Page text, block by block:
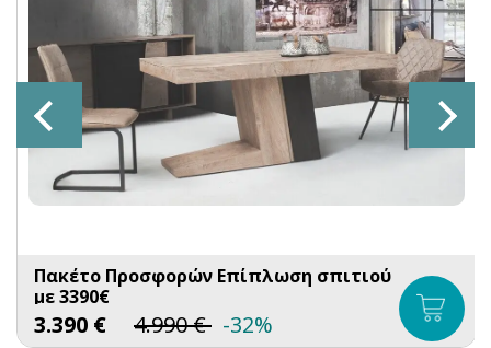
Πακέτο Προσφορών Επίπλωση σπιτιού
με 3390€
3.390 € 4.990€ -32%